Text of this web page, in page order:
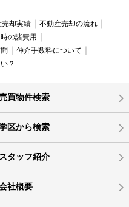
売却実績
不動産売却の流れ
の諸費用
仲介手数料について
？
買物件検索
区から検索
スタッフ紹介
社概要